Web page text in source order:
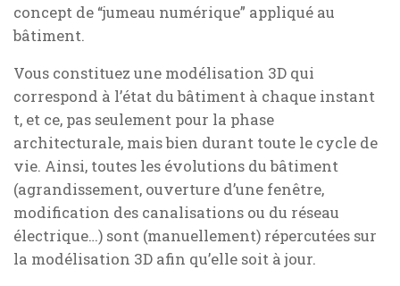
concept de “jumeau numérique” appliqué au
bâtiment.
Vous constituez une modélisation 3D qui
correspond à l’état du bâtiment à chaque instant
t, et ce, pas seulement pour la phase
architecturale, mais bien durant toute le cycle de
vie. Ainsi, toutes les évolutions du bâtiment
(agrandissement, ouverture d’une fenêtre,
modification des canalisations ou du réseau
électrique…) sont (manuellement) répercutées sur
la modélisation 3D afin qu’elle soit à jour.